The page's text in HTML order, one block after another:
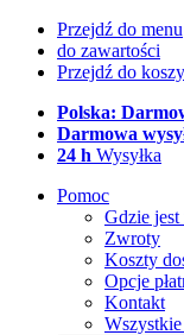
Przejdź do menu
do zawartości
Przejdź do
Polska:
Darmowa
24 h Wysyłka
Pomoc
Gdzie
Zwroty
Koszty
Opcje
Kontakt